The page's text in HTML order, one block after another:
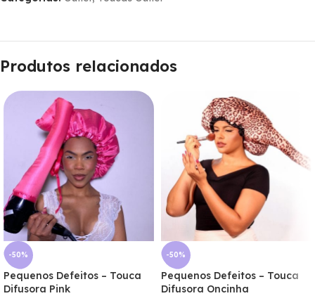
Produtos relacionados
-50%
Pequenos Defeitos – Touca
Difusora Pink
-50%
Pequenos Defeitos – Touca
Difusora Oncinha